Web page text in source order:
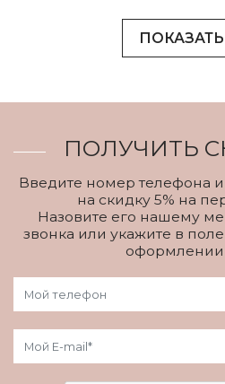
ПОЛУЧИТЬ
Введите номер телефона
на скидку 5% на
Назовите его нашему
звонка или укажите в
оформлении